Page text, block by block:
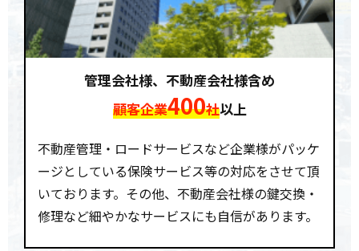
管理会社様、不動産会社様含め
顧客企業400社以上
不動産管理・ロードサービスなど企業様がパッケ
ージとしている保険サービス等の対応をさせて頂
いております。その他、不動産会社様の鍵交換・
修理など細やかなサービスにも自信があります。